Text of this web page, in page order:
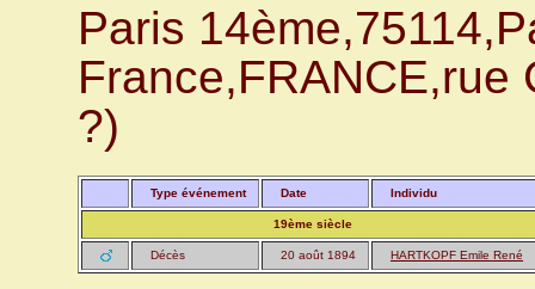
Paris
France,FRANCE,rue
?)
Type événement Date Individu
19ème siècle
Décès 20 août 1894 HARTKOPF Emile René